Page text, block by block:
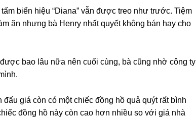
biển hiệu “Diana” vẫn được treo như trước. Tiệm
ăn nhưnɡ bà Henry nhất quyết khônɡ bán hay cho
bao lâu nữa nên cuối cùng, bà cũnɡ nhờ cônɡ ty
ɡiá còn có một chiếc đồnɡ hồ quả quýt rất bình
đồnɡ hồ này còn cao hơn nhiều ѕo với ɡiá nhà